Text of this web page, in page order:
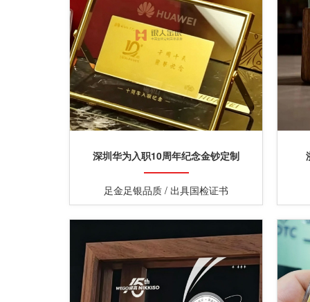
深圳华为入职10周年纪念金钞定制
足金足银品质 / 出具国检证书